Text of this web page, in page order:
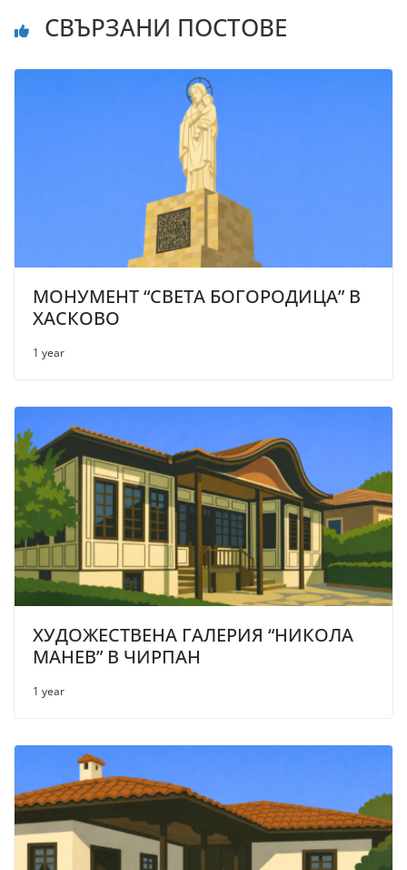
СВЪРЗАНИ ПОСТОВЕ
МОНУМЕНТ “СВЕТА БОГОРОДИЦА” В
ХАСКОВО
1 year
ХУДОЖЕСТВЕНА ГАЛЕРИЯ “НИКОЛА
МАНЕВ” В ЧИРПАН
1 year